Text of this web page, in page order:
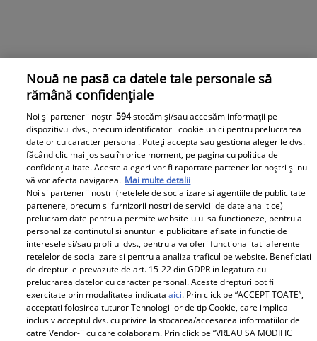
Momentul care a făcut-o pe Ana Baniciu să plângă la
nunta Sandrei Izbașa cu Răzvan Bănică. Ținutele
gimnastelor la petrecere / Video
Sandra Izbașa și Răzvan Bănică s-au căsătorit duminică,
30 iulie, într-un cadru de poveste. La nunta celor doi s-
au reunit mai multe nume mari ale gimnasticii
românești, printre care Andreea Răducan, Cătălina
Ponor și Octavian Belu.
Parteneri
Nouă ne pasă ca datele tale personale să
rămână confidențiale
Noi și partenerii noștri594stocăm și/sau accesăm informații pe
dispozitivul dvs., precum identificatorii cookie unici pentru prelucrarea
datelor cu caracter personal. Puteți accepta sau gestiona alegerile dvs.
făcând clic mai jos sau în orice moment, pe pagina cu politica de
confidențialitate. Aceste alegeri vor fi raportate partenerilor noștri și nu
vă vor afecta navigarea. Mai multe detalii
Noi si partenerii nostri (retelele de socializare si agentiile de publicitate
partenere, precum si furnizorii nostri de servicii de date analitice)
prelucram date pentru a permite website-ului sa functioneze, pentru a
personaliza continutul si anunturile publicitare afisate in functie de
interesele si/sau profilul dvs., pentru a va oferi functionalitati aferente
retelelor de socializare si pentru a analiza traficul pe website. Beneficiati
de drepturile prevazute de art. 15-22 din GDPR in legatura cu
prelucrarea datelor cu caracter personal. Aceste drepturi pot fi
exercitate prin modalitatea indicataaici. Prin click pe “ACCEPT TOATE”,
acceptati folosirea tuturor Tehnologiilor de tip Cookie, care implica
inclusiv acceptul dvs. cu privire la stocarea/accesarea informatiilor de
catre Vendor-ii cu care colaboram. Prin click pe “VREAU SA MODIFIC